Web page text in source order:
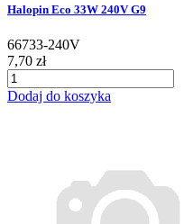
Halopin Eco 33W 240V G9
66733-240V
7,70 zł
Dodaj do koszyka